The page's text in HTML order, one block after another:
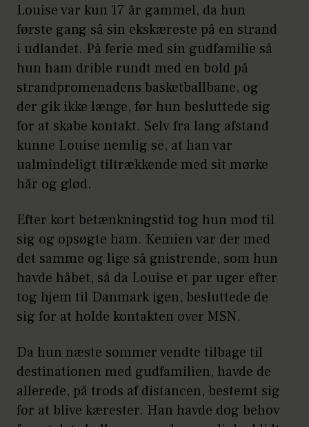
Louise var kun 17 år gammel, da hun
første gang så sin ekskæreste på en strand
i udlandet. På ferie med sin gudfamilie så
hun ham drible rundt med en bold på
strandpromenadens basketballbane, og
der gik ikke længe, før hun besluttede sig
for at skabe kontakt. Selv fra lang afstand
kunne Louise nemlig se, at han var
ualmindeligt tiltrækkende med sit mørke
hår og glød.
Efter kort betænkningstid tog hun mod til
sig og opsøgte ham. Kemien var der med
det samme og lige så gnistrende, som hun
havde håbet, så da Louise et par uger efter
tog hjem til Danmark igen, besluttede de
sig for at holde kontakten over MSN.
Da hun næste sommer vendte tilbage til
destinationen med gudfamilien, havde de
allerede, på trods af distancen, bestemt sig
for at blive kærester. Han havde dog behov